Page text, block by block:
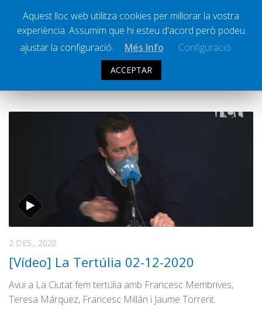
Transmissions Esportives
Pòdcasts
Vídeos
Graella
Publicitat
Contacte
Ràdio Calella Televisió
ARXIU DIARI:2 DESEMBRE 2020
2 DES., 2020
[Vídeo] La Tertúlia 02-12-2020
Avui a La Ciutat fem tertúlia amb Francesc Membrives,
Teresa Márquez, Francesc Millán i Jaume Torrent.
Aquest lloc web utilitza cookies per millorar la vostra
experiència. Assumim que hi esteu d'acord però podeu
ajustar la configuració.
Més Info Configuració
ACCEPTAR